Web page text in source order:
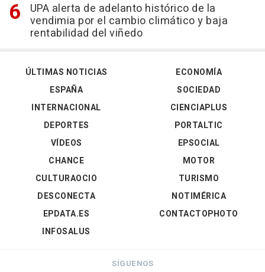
UPA alerta de adelanto histórico de la
vendimia por el cambio climático y baja
rentabilidad del viñedo
ÚLTIMAS NOTICIAS
ESPAÑA
INTERNACIONAL
DEPORTES
VÍDEOS
ECONOMÍA
SOCIEDAD
CIENCIAPLUS
PORTALTIC
EPSOCIAL
CHANCE
CULTURAOCIO
DESCONECTA
EPDATA.ES
INFOSALUS
MOTOR
TURISMO
NOTIMÉRICA
CONTACTOPHOTO
SÍGUENOS